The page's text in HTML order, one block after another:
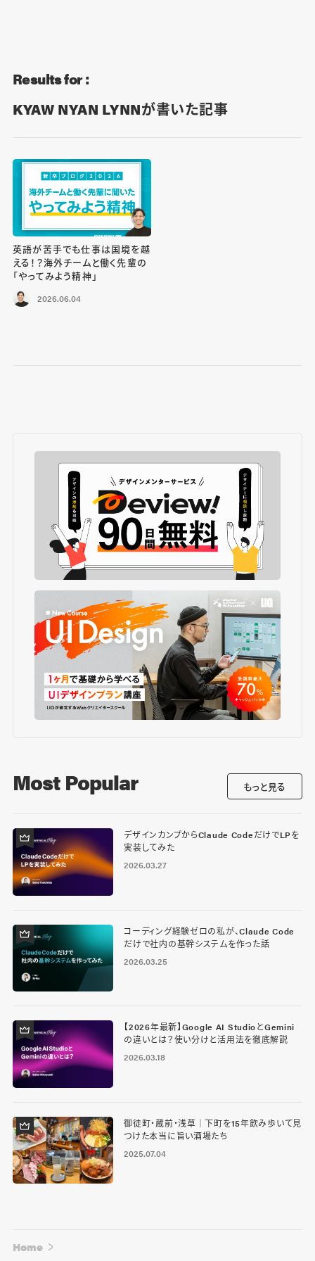
Results for :
KYAW NYAN LYNNが書いた記事
英語が苦手でも仕事は国境を越
える！？海外チームと働く先輩の
「やってみよう精神」
2026.06.04
Most Popular もっと見る
デザインカンプからClaude CodeだけでLPを
実装してみた
2026.03.27
コーディング経験ゼロの私が、Claude Code
だけで社内の基幹システムを作った話
2026.03.25
【2026年最新】Google AI StudioとGemini
の違いとは？使い分けと活用法を徹底解説
2026.03.18
御徒町・蔵前・浅草｜下町を15年飲み歩いて見
つけた本当に旨い酒場たち
2025.07.04
Home